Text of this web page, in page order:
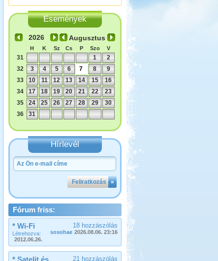
Események
Augusztus
H K Sz Cs P Szo V
31 1
2
32
3 4 5 6 7 8
9
33
10 11 12 13 14 15
16
34
17 18 19 20 21 22
23
35
24 25 26 27 28 29
30
36
31
Hírlevél
Feliratkozás »
Fórum friss:
18 hozzászólás
sosohae 2026.08.06. 23:16
* Wi-Fi
Létrehozva:
2012.06.26.
21 hozzászólás
* Satelit és